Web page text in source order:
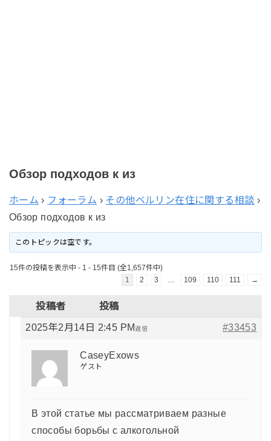
Обзор подходов к из
ホーム › フォーラム › その他ベルリン在住に関する相談 ›
Обзор подходов к из
このトピックは空です。
15件の投稿を表示中 - 1 - 15件目 (全1,657件中)
1
2 3 109 110 111 →
投稿者 投稿
2025年2月14日 2:45 PM #33453
返信
CaseyExows
ゲスト
В этой статье мы рассматриваем разные
способы борьбы с алкогольной